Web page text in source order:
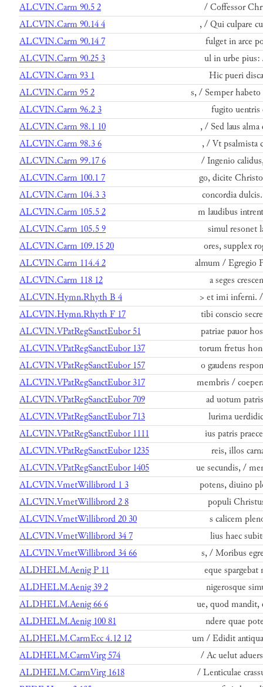
ALCVIN.Carm 90.5 2
/ Coffessor
ALCVIN.Carm 90.14 4
, / Qui culpare
ALCVIN.Carm 90.14 7
fulget in arce
ALCVIN.Carm 90.25 3
ul in urbe
ALCVIN.Carm 93 1
Hic pueri
ALCVIN.Carm 95 2
s, / Semper
ALCVIN.Carm 96.2 3
fugito uentris
ALCVIN.Carm 98.1 10
, / Sed laus
ALCVIN.Carm 98.3 6
, / Vt psalmista
ALCVIN.Carm 99.17 6
/ Ingenio
ALCVIN.Carm 100.1 7
go, dicite
ALCVIN.Carm 104.3 3
concordia
ALCVIN.Carm 105.5 2
m laudibus
ALCVIN.Carm 105.5 9
simul resonet
ALCVIN.Carm 109.15 20
ores, supplex
ALCVIN.Carm 114.4 2
almum / Egregio
ALCVIN.Carm 118 12
a seges
ALCVIN.Hymn.Rhyth B 4
> et imi inferni.
ALCVIN.Hymn.Rhyth F 17
tibi conscio
ALCVIN.VPatRegSanctEubor 51
patriae pauor
ALCVIN.VPatRegSanctEubor 137
torum fretus
ALCVIN.VPatRegSanctEubor 157
o gaudens
ALCVIN.VPatRegSanctEubor 317
membris /
ALCVIN.VPatRegSanctEubor 709
ad uotum
ALCVIN.VPatRegSanctEubor 713
lurima
ALCVIN.VPatRegSanctEubor 1111
ius patris
ALCVIN.VPatRegSanctEubor 1235
reis, illos
ALCVIN.VPatRegSanctEubor 1405
ue secundis, /
ALCVIN.VmetWillibrord 1 3
potens, diuino
ALCVIN.VmetWillibrord 2 8
populi
ALCVIN.VmetWillibrord 20 30
s calicem
ALCVIN.VmetWillibrord 34 7
lius haec
ALCVIN.VmetWillibrord 34 66
s, / Moribus
ALDHELM.Aenig P 11
eque
ALDHELM.Aenig 39 2
nigerosque
ALDHELM.Aenig 66 6
ue, quod
ALDHELM.Aenig 100 81
ndere quae
ALDHELM.CarmEcc 4.12 12
um / Edidit
ALDHELM.CarmVirg 574
/ Ac uelut
ALDHELM.CarmVirg 1618
/ Lenticulae